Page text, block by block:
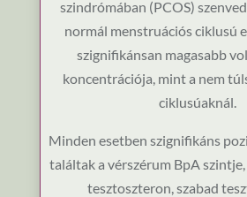
szindrómában (PCOS)
normál menstruációs ciklusú
szignifikánsan magasabb
koncentrációja, mint a nem
ciklusúaknál.
Minden esetben szignifikáns
találtak a vérszérum BpA
tesztoszteron, szabad